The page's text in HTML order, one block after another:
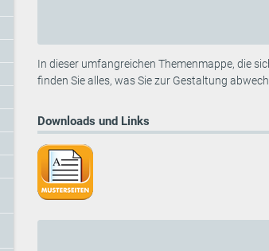
In dieser umfangreichen Themenmappe, die
finden Sie alles, was Sie zur Gestaltung
Downloads und Links